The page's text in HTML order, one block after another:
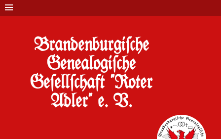
Brandenburgi#che
Genealogi#che
Ge#ell#chaft "Roter
Adler" e. V.